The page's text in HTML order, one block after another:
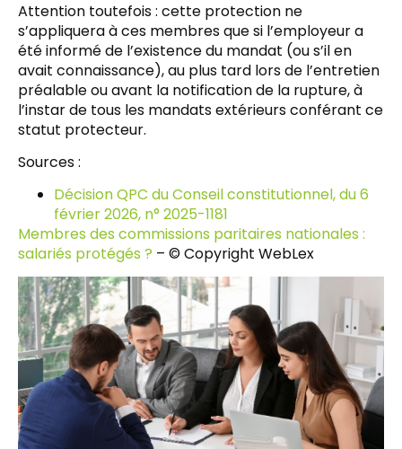
Attention toutefois : cette protection ne
s’appliquera à ces membres que si l’employeur a
été informé de l’existence du mandat (ou s’il en
avait connaissance), au plus tard lors de l’entretien
préalable ou avant la notification de la rupture, à
l’instar de tous les mandats extérieurs conférant ce
statut protecteur.
Sources :
Décision QPC du Conseil constitutionnel, du 6
février 2026, n° 2025-1181
Membres des commissions paritaires nationales :
salariés protégés ? – © Copyright WebLex